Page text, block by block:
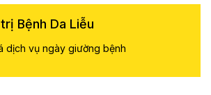
Bệnh Da Liễu
dịch vụ ngày giường bệnh